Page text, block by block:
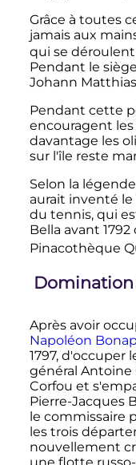
Grâce à toutes
jamais aux
qui se
Pendant le
Johann
Pendant cette
encouragent
davantage les
sur l'île reste
Selon la
aurait inventé le
du tennis, qui
Bella avant
Pinacothèque
Domination
Après avoir
Napoléon
1797, d'occuper
général Antoine
Corfou et
Pierre-Jacques
le commissaire
les trois
nouvellement